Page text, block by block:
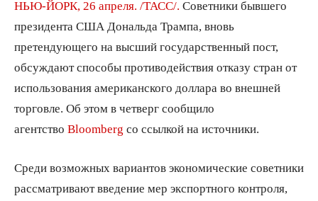
НЬЮ-ЙОРК, 26 апреля. /ТАСС/. Советники бывшего
президента США Дональда Трампа, вновь
претендующего на высший государственный пост,
обсуждают способы противодействия отказу стран от
использования американского доллара во внешней
торговле. Об этом в четверг сообщило
агентство Bloomberg со ссылкой на источники.
Среди возможных вариантов экономические советники
рассматривают введение мер экспортного контроля,